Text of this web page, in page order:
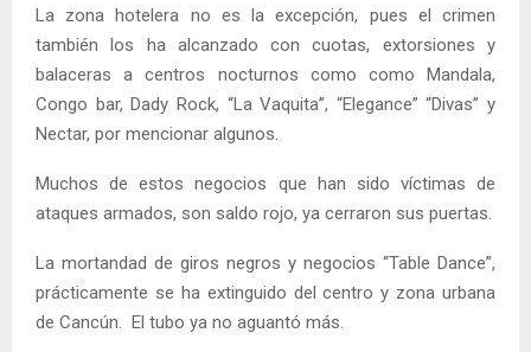
La zona hotelera no es la excepción, pues el crimen
también los ha alcanzado con cuotas, extorsiones y
balaceras a centros nocturnos como como Mandala,
Congo bar, Dady Rock, “La Vaquita”, “Elegance” “Divas” y
Nectar, por mencionar algunos.
Muchos de estos negocios que han sido víctimas de
ataques armados, son saldo rojo, ya cerraron sus puertas.
La mortandad de giros negros y negocios “Table Dance”,
prácticamente se ha extinguido del centro y zona urbana
de Cancún. El tubo ya no aguantó más.